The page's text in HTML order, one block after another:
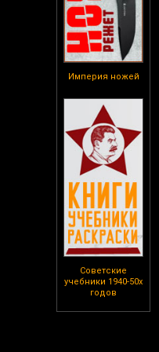
Империя ножей
Советские
учебники 1940-50х
годов